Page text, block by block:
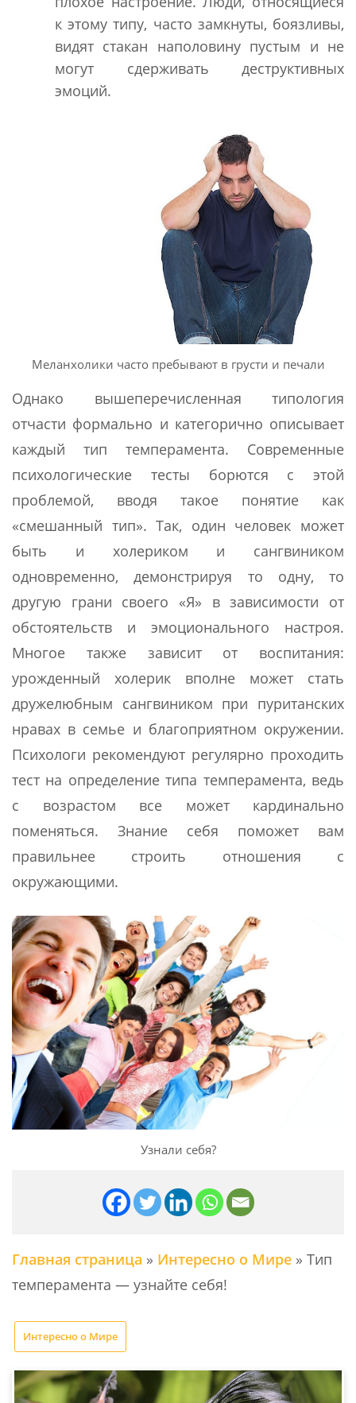
к этому типу, часто замкнуты, боязливы,
видят стакан наполовину пустым и не
могут сдерживать деструктивных
эмоций.
Меланхолики часто пребывают в грусти и печали
Однако вышеперечисленная типология
отчасти формально и категорично описывает
каждый тип темперамента. Современные
психологические тесты борются с этой
проблемой, вводя такое понятие как
«смешанный тип». Так, один человек может
быть и холериком и сангвиником
одновременно, демонстрируя то одну, то
другую грани своего «Я» в зависимости от
обстоятельств и эмоционального настроя.
Многое также зависит от воспитания:
урожденный холерик вполне может стать
дружелюбным сангвиником при пуританских
нравах в семье и благоприятном окружении.
Психологи рекомендуют регулярно проходить
тест на определение типа темперамента, ведь
с возрастом все может кардинально
поменяться. Знание себя поможет вам
правильнее строить отношения с
окружающими.
Узнали себя?
Главная страница » Интересно о Мире » Тип
темперамента — узнайте себя!
Интересно о Мире